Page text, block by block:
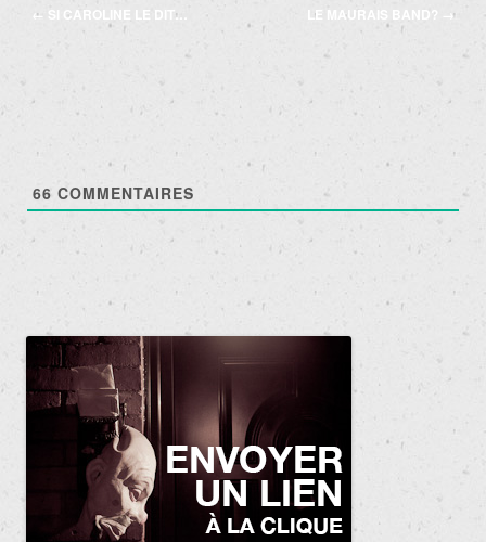
Navigation
← SI CAROLINE LE DIT… LE MAURAIS BAND? →
66 COMMENTAIRES